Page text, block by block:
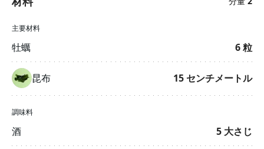
主要材料
牡蠣 6粒
昆布 15 センチメートル
調味料
酒 5 大さじ